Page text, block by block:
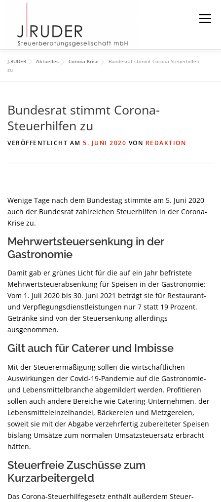
springen
Menü
DAS TEAM DOWNLOAD
SUCHEN
J.RUDER Aktuelles Corona-Krise
Bundesrat stimmt Corona-Steuerhilfen
zu
Bundesrat stimmt Corona-
Steuerhilfen zu
VERÖFFENTLICHT AM 5. JUNI 2020 VON REDAKTION
Wenige Tage nach dem Bundestag stimmte am 5. Juni 2020
auch der Bundesrat zahlreichen Steuerhilfen in der Corona-
Krise zu.
Mehrwertsteuersenkung in der
Gastronomie
Damit gab er grünes Licht für die auf ein Jahr befristete
Mehrwertsteuerabsenkung für Speisen in der Gastronomie:
Vom 1. Juli 2020 bis 30. Juni 2021 beträgt sie für Restaurant-
und Verpflegungsdienstleistungen nur 7 statt 19 Prozent.
Getränke sind von der Steuersenkung allerdings
ausgenommen.
Gilt auch für Caterer und Imbisse
Mit der Steuerermäßigung sollen die wirtschaftlichen
Auswirkungen der Covid-19-Pandemie auf die Gastronomie-
und Lebensmittelbranche abgemildert werden. Profitieren
sollen auch andere Bereiche wie Catering-Unternehmen, der
Lebensmitteleinzelhandel, Bäckereien und Metzgereien,
soweit sie mit der Abgabe verzehrfertig zubereiteter Speisen
bislang Umsätze zum normalen Umsatzsteuersatz erbracht
hätten.
Steuerfreie Zuschüsse zum
Kurzarbeitergeld
Das Corona-Steuerhilfegesetz enthält außerdem Steuer-